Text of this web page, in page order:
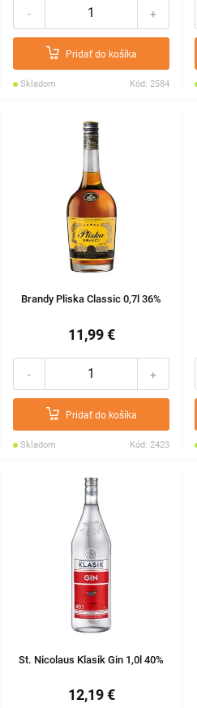
- +
Pridať do košíka
Skladom Kód: 2584
Brandy Pliska Classic 0,7l 36%
11,99 €
- +
Pridať do košíka
Skladom Kód: 2423
St. Nicolaus Klasik Gin 1,0l 40%
12,19 €